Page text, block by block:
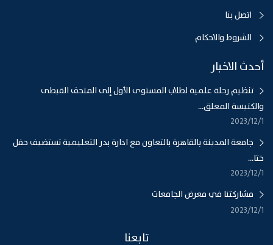
اتصل بنا
الشروط والاحكام
أحدث الاخبار
تنظيم رحلة علمية لطلاب المستوى الأول إلى المتحف القبطى
والكنيسة المعلق...
1‏‏/12‏‏/2023
جامعة المدينة بالقاهرة بالتعاون مع ادارة بدر التعليمية تستضيف حفل
ختا...
1‏‏/12‏‏/2023
مشاركتنا في معرض الجامعات
1‏‏/12‏‏/2023
تابعنا